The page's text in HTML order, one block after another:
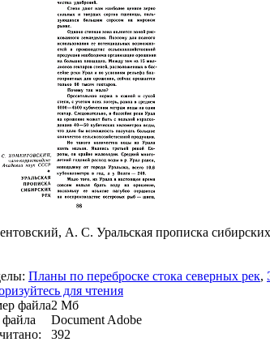
А. С. Уральская прописка
Планы по переброске стока северных рек,
для чтения
файла2 Мб
Document Adobe
392